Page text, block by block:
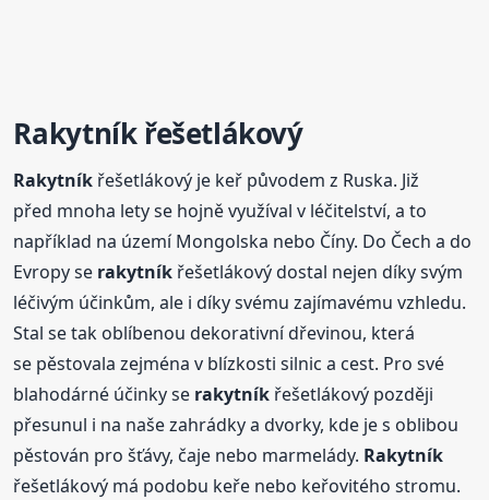
Rakytníkřešetlákový
Rakytník řešetlákový je keř původem z Ruska. Již
před mnoha lety se hojně využíval v léčitelství, a to
například na území Mongolska nebo Číny. Do Čech a do
Evropy se rakytník řešetlákový dostal nejen díky svým
léčivým účinkům, ale i díky svému zajímavému vzhledu.
Stal se tak oblíbenou dekorativní dřevinou, která
se pěstovala zejména v blízkosti silnic a cest. Pro své
blahodárné účinky se rakytník řešetlákový později
přesunul i na naše zahrádky a dvorky, kde je s oblibou
pěstován pro šťávy, čaje nebo marmelády. Rakytník
řešetlákový má podobu keře nebo keřovitého stromu.